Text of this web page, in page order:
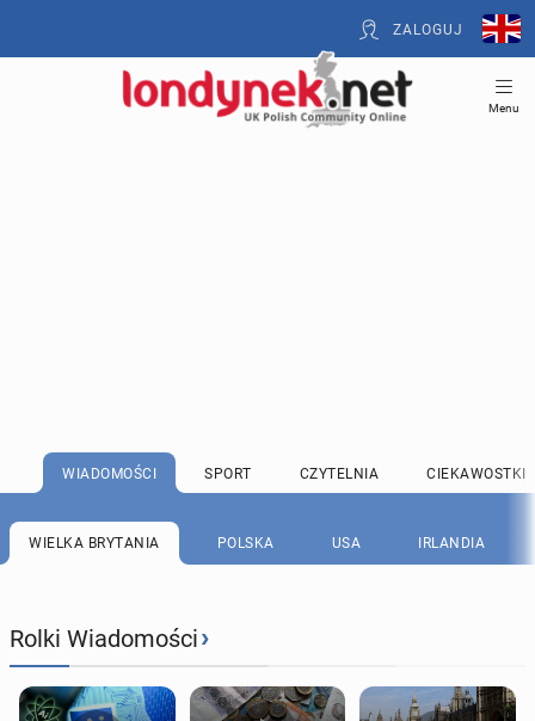
ZALOGUJ
Menu
WIADOMOŚCI SPORT CZYTELNIA CIEKAWOSTKI
WIELKA BRYTANIA POLSKA USA IRLANDIA
Rolki Wiadomości›